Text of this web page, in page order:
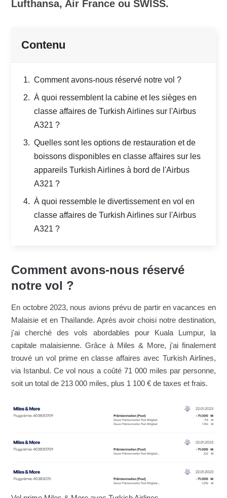
Lufthansa, Air France ou SWISS.
Contenu
Comment avons-nous réservé notre vol ?
À quoi ressemblent la cabine et les sièges en
classe affaires de Turkish Airlines sur l'Airbus
A321 ?
Quelles sont les options de restauration et de
boissons disponibles en classe affaires sur les
appareils Turkish Airlines à bord de l'Airbus
A321 ?
À quoi ressemble le divertissement en vol en
classe affaires de Turkish Airlines sur l'Airbus
A321 ?
Comment avons-nous réservé
notre vol ?
En octobre 2023, nous avions prévu de partir en vacances en
Malaisie et en Thaïlande. Après avoir choisi notre destination,
j'ai cherché des vols abordables pour Kuala Lumpur, la
capitale malaisienne. Grâce à Miles & More, j'ai finalement
trouvé un vol prime en classe affaires avec Turkish Airlines,
via Istanbul. Ce vol nous a coûté 71 000 miles par personne,
soit un total de 213 000 miles, plus 1 100 € de taxes et frais.